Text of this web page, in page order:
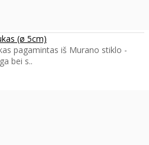
(ø 5cm)
pagamintas iš Murano stiklo -
bei s..